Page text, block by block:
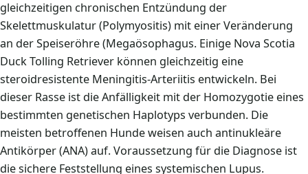
gleichzeitigen chronischen Entzündung der
Skelettmuskulatur (Polymyositis) mit einer Veränderung
an der Speiseröhre (Megaösophagus. Einige Nova Scotia
Duck Tolling Retriever können gleichzeitig eine
steroidresistente Meningitis-Arteriitis entwickeln. Bei
dieser Rasse ist die Anfälligkeit mit der Homozygotie eines
bestimmten genetischen Haplotyps verbunden. Die
meisten betroffenen Hunde weisen auch antinukleäre
Antikörper (ANA) auf. Voraussetzung für die Diagnose ist
die sichere Feststellung eines systemischen Lupus.